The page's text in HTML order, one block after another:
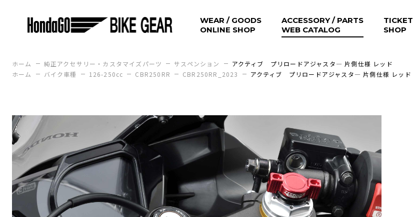
WEAR / GOODS
ONLINE SHOP
ACCESSORY / PARTS
WEB CATALOG
TICKET
SHOP
ホーム 純正アクセサリー・カスタマイズパーツ サスペンション
アクティブ プリロードアジャスタ― 片側仕様 レッド
ホーム
バイク車種 126-250cc CBR250RR CBR250RR_2023 アクティブ プリロードアジャスタ― 片側仕様 レッド